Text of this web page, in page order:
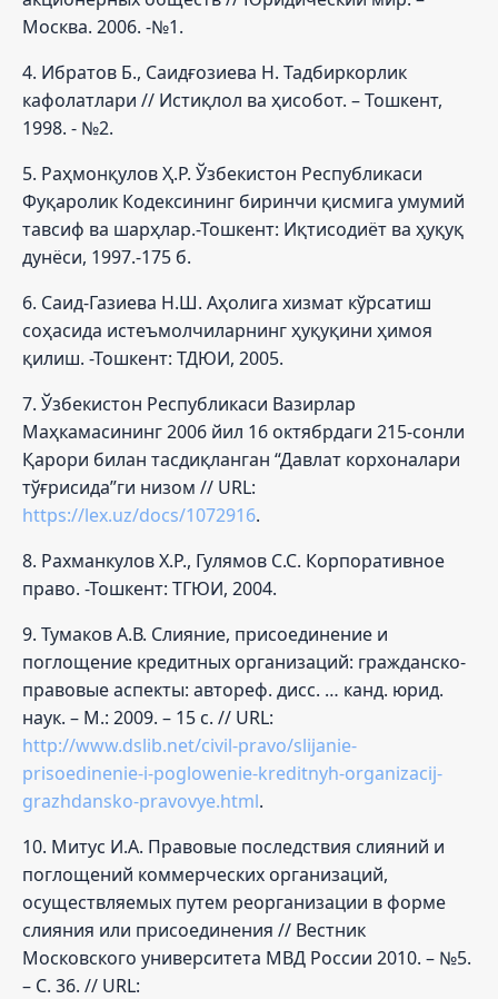
Москва. 2006. -№1.
4. Ибратов Б., Саидғозиева Н. Тадбиркорлик
кафолатлари // Истиқлол ва ҳисобот. – Тошкент,
1998. - №2.
5. Раҳмонқулов Ҳ.Р. Ўзбекистон Республикаси
Фуқаролик Кодексининг биринчи қисмига умумий
тавсиф ва шарҳлар.-Тошкент: Иқтисодиёт ва ҳуқуқ
дунёси, 1997.-175 б.
6. Саид-Газиева Н.Ш. Аҳолига хизмат кўрсатиш
соҳасида истеъмолчиларнинг ҳуқуқини ҳимоя
қилиш. -Тошкент: ТДЮИ, 2005.
7. Ўзбекистон Республикаси Вазирлар
Маҳкамасининг 2006 йил 16 октябрдаги 215-сонли
Қарори билан тасдиқланган “Давлат корхоналари
тўғрисида”ги низом // URL:
https://lex.uz/docs/1072916.
8. Рахманкулов Х.Р., Гулямов С.С. Корпоративное
право. -Тошкент: ТГЮИ, 2004.
9. Тумаков А.В. Слияние, присоединение и
поглощение кредитных организаций: гражданско-
правовые аспекты: автореф. дисс. … канд. юрид.
наук. – М.: 2009. – 15 с. // URL:
http://www.dslib.net/civil-pravo/slijanie-
prisoedinenie-i-poglowenie-kreditnyh-organizacij-
grazhdansko-pravovye.html.
10. Митус И.А. Правовые последствия слияний и
поглощений коммерческих организаций,
осуществляемых путем реорганизации в форме
слияния или присоединения // Вестник
Московского университета МВД России 2010. – №5.
– С. 36. // URL: